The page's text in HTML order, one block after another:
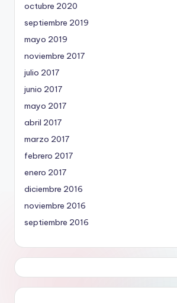
octubre 2020
septiembre 2019
mayo 2019
noviembre 2017
julio 2017
junio 2017
mayo 2017
abril 2017
marzo 2017
febrero 2017
enero 2017
diciembre 2016
noviembre 2016
septiembre 2016